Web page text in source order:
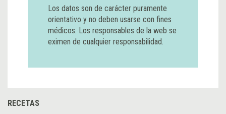
Los datos son de carácter puramente
orientativo y no deben usarse con fines
médicos. Los responsables de la web se
eximen de cualquier responsabilidad.
RECETAS